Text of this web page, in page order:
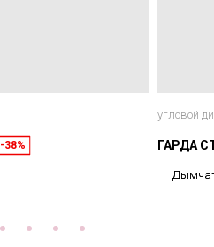
-38%
угловой
ГАРДА